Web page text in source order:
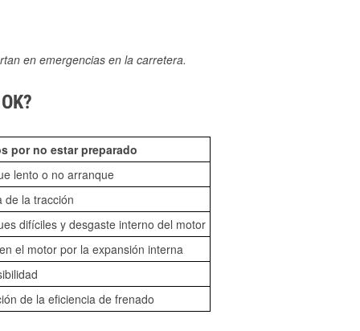
en emergencias en la carretera.
por no estar preparado
lento o no arranque
de la tracción
difíciles y desgaste interno del motor
el motor por la expansión interna
de la eficiencia de frenado